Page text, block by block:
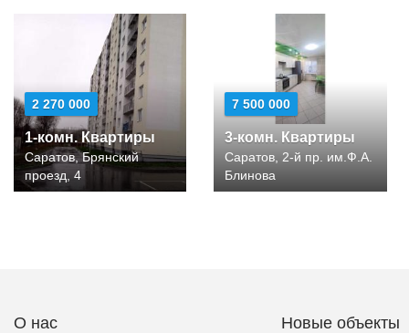
2 270 000
1-комн. Квартиры
Саратов, Брянский
проезд, 4
7 500 000
3-комн. Квартиры
Саратов, 2-й пр. им.Ф.А.
Блинова
О нас Новые объекты